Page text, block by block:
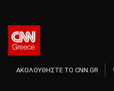
ΑΚΟΛΟΥΘΗΣΤΕ ΤΟ CNN.GR